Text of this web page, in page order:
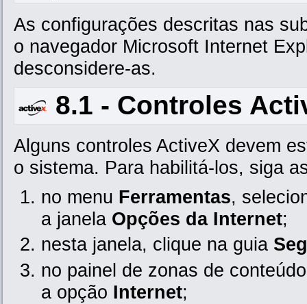
As configurações descritas nas
o navegador Microsoft Internet
desconsidere-as.
8.1 - Controles
Alguns controles ActiveX devem
o sistema. Para habilitá-los, siga
no menu Ferramentas,
a janela Opções da Internet;
nesta janela, clique na guia
no painel de zonas de
a opção Internet;